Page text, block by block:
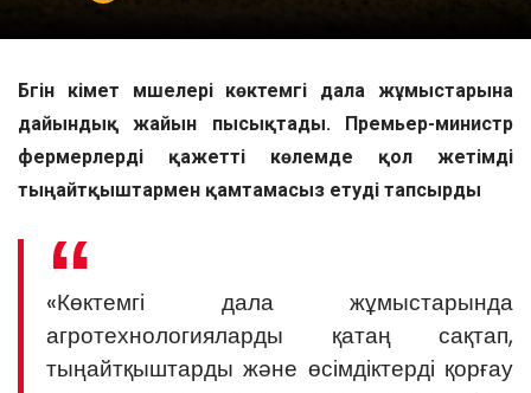
Бүгін үкімет мүшелері көктемгі дала жұмыстарына
дайындық жайын пысықтады. Премьер-министр
фермерлерді қажетті көлемде қол жетімді
тыңайтқыштармен қамтамасыз етуді тапсырды
«Көктемгі дала жұмыстарында
агротехнологияларды қатаң сақтап,
тыңайтқыштарды және өсімдіктерді қорғау